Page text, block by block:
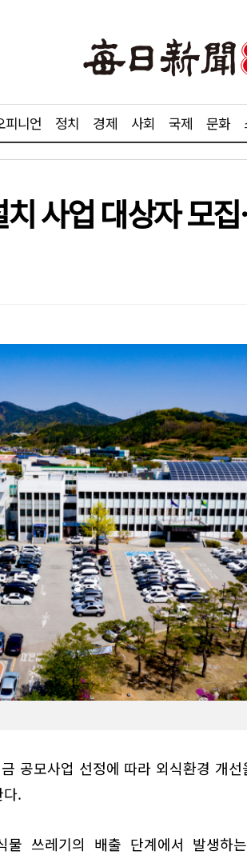
피니언 정치 경제 사회 국제 문화
치 사업 대상자 모
공모사업 선정에 따라 외식환경 개
.
물 쓰레기의 배출 단계에서 발생하